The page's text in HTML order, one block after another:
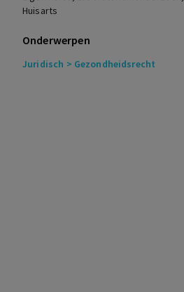
Huisarts
Onderwerpen
Juridisch > Gezondheidsrecht